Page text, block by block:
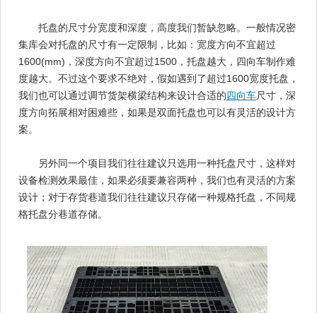
托盘的尺寸分宽度和深度，高度我们暂缺忽略。一般情况密
集库会对托盘的尺寸有一定限制，比如：宽度方向不宜超过
1600(mm)，深度方向不宜超过1500，托盘越大，四向车制作难
度越大。不过这个要求不绝对，假如遇到了超过1600宽度托盘，
我们也可以通过调节货架横梁结构来设计合适的四向车尺寸，深
度方向拓展相对困难些，如果是双面托盘也可以有灵活的设计方
案。
另外同一个项目我们往往建议只选用一种托盘尺寸，这样对
设备检测效果最佳，如果必须要兼容两种，我们也有灵活的方案
设计；对于存货巷道我们往往建议只存储一种规格托盘，不同规
格托盘分巷道存储。